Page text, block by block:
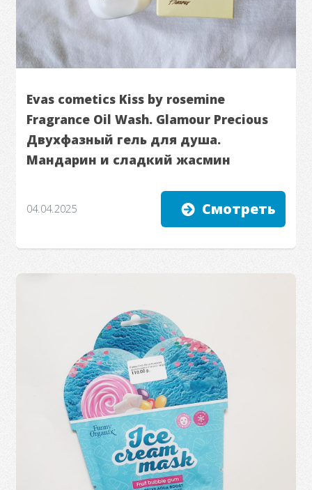
Evas cometics Kiss by rosemine
Fragrance Oil Wash. Glamour Precious
Двухфазный гель для душа.
Мандарин и сладкий жасмин
04.04.2025 Смотреть